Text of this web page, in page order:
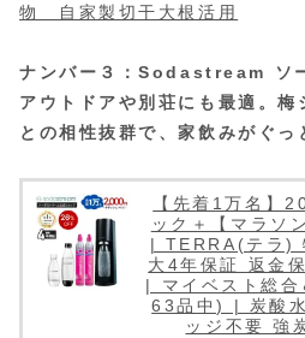
物 自家製切干大根活用
ナンバー３：Sodastream ソ
アウトドアや別荘にも最適。梅
との相性抜群で、家飲みがぐっ
【先着1万名】
ック＋【マラソ
| TERRA(テラ)
大4年保証 返金
| マイベスト総
63品中) | 炭酸
ッジ不要 強